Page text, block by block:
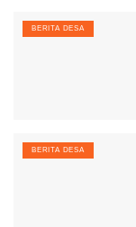
BERITA DESA
BERITA DESA